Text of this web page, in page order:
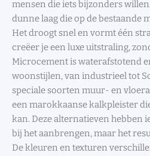
mensen die iets bijzonders
dunne laag die op de bestaande
Het droogt snel en vormt één
creëer je een luxe uitstraling,
Microcement is waterafstotend
woonstijlen, van industrieel tot
speciale soorten muur- en
een marokkaanse kalkpleister
kan. Deze alternatieven hebben
bij het aanbrengen, maar het
De kleuren en texturen